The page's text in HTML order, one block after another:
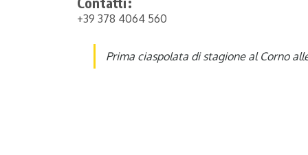
+39 378 4064 560
Prima ciaspolata di stagione al Corno